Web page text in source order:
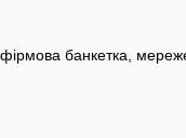
банкетка,